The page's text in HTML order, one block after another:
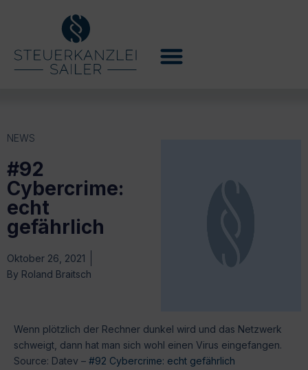
NEWS
#92
Cybercrime:
echt
gefährlich
Oktober 26, 2021
By Roland Braitsch
Wenn plötzlich der Rechner dunkel wird und das Netzwerk
schweigt, dann hat man sich wohl einen Virus eingefangen.
Source: Datev – #92 Cybercrime: echt gefährlich